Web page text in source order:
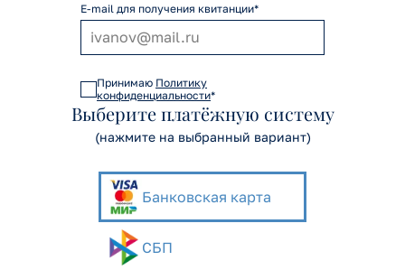
E-mail для получения квитанции*
Принимаю Политику
конфиденциальности*
Выберите платёжную систему
(нажмите на выбранный вариант)
Банковская карта
СБП